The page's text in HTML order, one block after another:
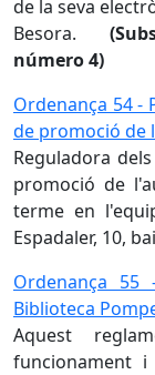
de la seva
Besora.
número 4)
Ordenança 54 -
de promoció de
Reguladora
promoció de
terme en
Espadaler, 10,
Ordenança
Biblioteca
Aquest
funcionament